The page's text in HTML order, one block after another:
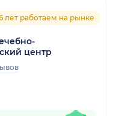
лет работаем на рынке
центр